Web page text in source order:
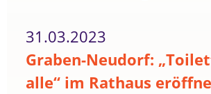
31.03.2023
Graben-Neudorf:
alle“ im Rathaus